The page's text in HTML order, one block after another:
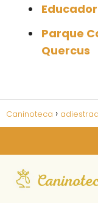
Parque
Quercus
Caninoteca